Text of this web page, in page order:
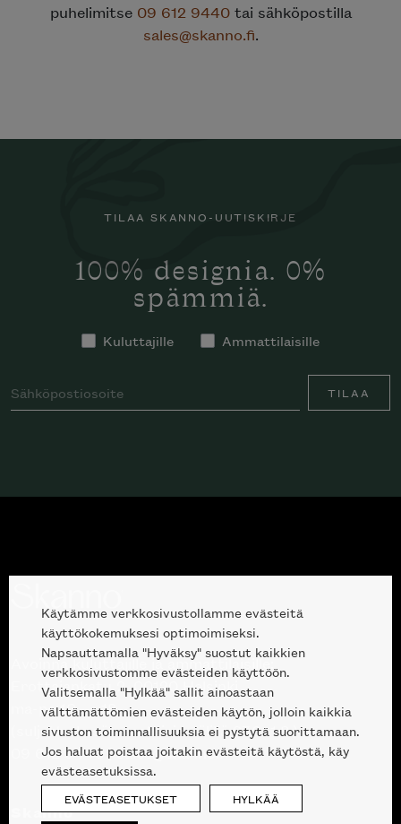
puhelimitse 09 612 9440tai sähköpostilla
sales@skanno.fi.
TILAA SKANNO-UUTISKIRJE
100% designia. 0%
spämmiä.
Kuluttajille Ammattilaisille
TILAA
Avoinna kuluttajille ja ammattilaisille:
Erottajankatu 2, 00120 Helsinki
ma-pe 10 — 18
(suljettu kesälauantaisin välillä 27.6.-1.8.)
09 612 9440 |sales@skanno.fi
Skanno
Käytämme verkkosivustollamme evästeitä
käyttökokemuksesi optimoimiseksi.
Napsauttamalla "Hyväksy" suostut kaikkien
verkkosivustomme evästeiden käyttöön.
Valitsemalla "Hylkää" sallit ainoastaan
välttämättömien evästeiden käytön, jolloin kaikkia
sivuston toiminnallisuuksia ei pystytä suorittamaan.
Jos haluat poistaa joitakin evästeitä käytöstä, käy
evästeasetuksissa.
EVÄSTEASETUKSET HYLKÄÄ